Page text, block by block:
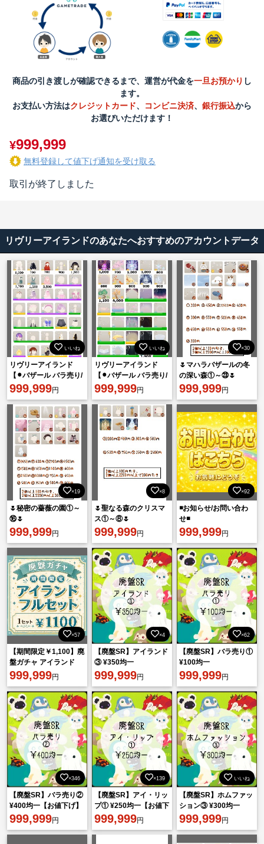
商品の引き渡しが確認できるまで、運営が代金を一旦お預かり し
ます。
お支払い方法はクレジットカード、 コンビニ決済、 銀行振込から
お選びいただけます！
¥999,999
無料登録して値下げ通知を受け取る
取引が終了しました
リヴリーアイランドのあなたへおすすめのアカウントデータ
いいね
リヴリーアイランド
【⚫︎バザール バラ売り/
まとめ売り⚫︎】
999,999円
いいね
リヴリーアイランド
【⚫︎バザール バラ売り/
まとめ売り⚫︎】
999,999円
×30
🌷マハラバザールの冬
の深い森①～㉓🌷
999,999円
×19
🌷秘密の薔薇の園①～
⑯🌷
999,999円
×8
🌷聖なる森のクリスマ
ス①～⑧🌷
999,999円
×92
◾️お知らせ/お問い合わ
せ◾️
999,999円
×57
【期間限定￥1,100】廃
盤ガチャ アイランド
フルセット 【在庫の
999,999円
×4
【廃盤SR】アイランド
③ ¥350均一
999,999円
×62
【廃盤SR】バラ売り①
¥100均一
999,999円
×346
【廃盤SR】バラ売り②
¥400均一【お値下げ】
999,999円
×139
【廃盤SR】アイ・リッ
プ① ¥250均一【お値下
げ】
999,999円
いいね
【廃盤SR】ホムファッ
ション③ ¥300均一
999,999円